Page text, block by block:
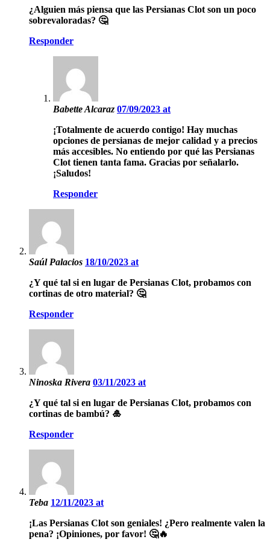
¿Alguien más piensa que las Persianas Clot son un poco
sobrevaloradas? 🤔
Responder
Babette Alcaraz 07/09/2023 at
¡Totalmente de acuerdo contigo! Hay muchas
opciones de persianas de mejor calidad y a precios
más accesibles. No entiendo por qué las Persianas
Clot tienen tanta fama. Gracias por señalarlo.
¡Saludos!
Responder
Saúl Palacios 18/10/2023 at
¿Y qué tal si en lugar de Persianas Clot, probamos con
cortinas de otro material? 🤔
Responder
Ninoska Rivera 03/11/2023 at
¿Y qué tal si en lugar de Persianas Clot, probamos con
cortinas de bambú? 🎍
Responder
Teba 12/11/2023 at
¡Las Persianas Clot son geniales! ¿Pero realmente valen la
pena? ¡Opiniones, por favor! 🤔🔥